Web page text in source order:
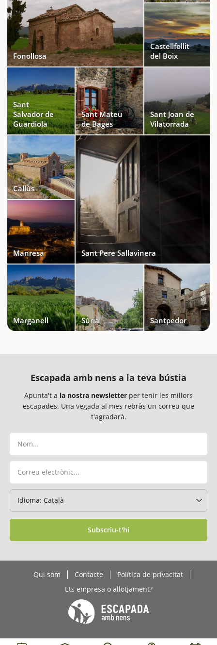
Fonollosa
Castellfollit
del Boix
Sant
Salvador de
Guardiola
Sant Mateu
de Bages
Sant Joan de
Vilatorrada
Callús
Manresa Sant Pere Sallavinera
Marganell Súria Santpedor
Escapada amb nens a la teva bústia
Apunta't a la nostra newsletter per tenir les millors
escapades. Una vegada al mes rebràs un correu que
t'agradarà.
Subscriu-t'hi
Qui som Contacte
Política de privacitat
Ets empresa o allotjament?